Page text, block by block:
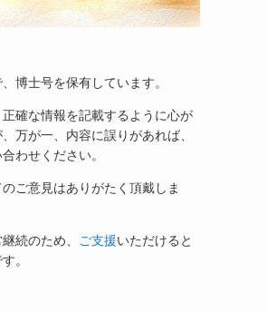
博士号を保有しています。
確な情報を記載するように心が
万が一、内容に誤りがあれば、
わせください。
ご意見はありがたく頂戴しま
続のため、 ご支援いただけると
。